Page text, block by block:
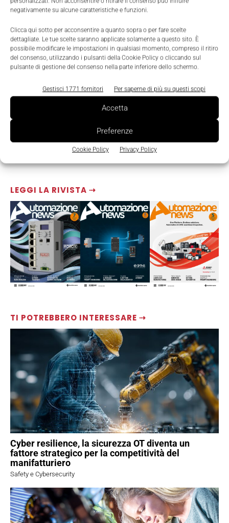
negativamente su alcune caratteristiche e funzioni.
Clicca qui sotto per acconsentire a quanto sopra o per fare scelte
dettagliate. Le tue scelte saranno applicate solamente a questo sito. È
possibile modificare le impostazioni in qualsiasi momento, compreso il ritiro
del consenso, utilizzando i pulsanti della Cookie Policy o cliccando sul
pulsante di gestione del consenso nella parte inferiore dello schermo.
Gestisci 1771 fornitori Per saperne di più su questi scopi
Accetta
Preferenze
Cookie Policy Privacy Policy
LEGGI LA RIVISTA ⇢
TI POTREBBERO INTERESSARE ⇢
Cyber resilience, la sicurezza OT diventa un
fattore strategico per la competitività del
manifatturiero
Safety e Cybersecurity